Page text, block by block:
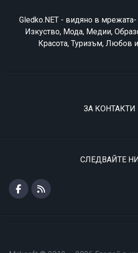
Gledko.NET - видяно в
Изкуство, Мода, Медии,
Красота, Туризъм, Любов
ЗА КОНТАКТИ
СЛЕДВАЙТЕ